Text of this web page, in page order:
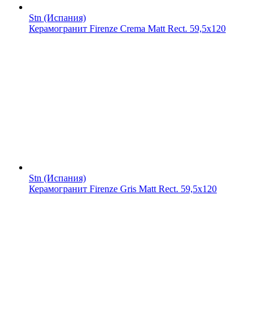
Stn (Испания)
Керамогранит Firenze Crema Matt Rect. 59,5x120
Stn (Испания)
Керамогранит Firenze Gris Matt Rect. 59,5x120